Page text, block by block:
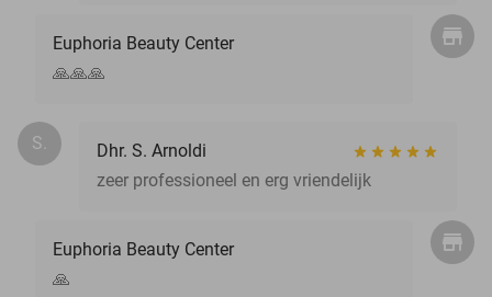
Euphoria Beauty Center
🙏🙏🙏
S.
Dhr. S. Arnoldi
zeer professioneel en erg vriendelijk
Euphoria Beauty Center
🙏